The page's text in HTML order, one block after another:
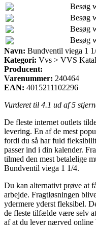
Besøg
Besøg
Besøg
Besøg
Navn: Bundventil viega 1
Kategori: Vvs > VVS
Producent:
Varenummer: 240464
EAN: 4015211102296
Vurderet til 4.1 ud af 5
De fleste internet outlets
levering. En af de mest
fordi du så har fuld
passer ind i din kalender.
tilmed den mest betalelige
Bundventil viega 1 1/4.
Du kan alternativt prøve at
arbejde. Fragtløsningen
ydermere yderst fleksibel.
de fleste tilfælde være selv
af at du lever nærved